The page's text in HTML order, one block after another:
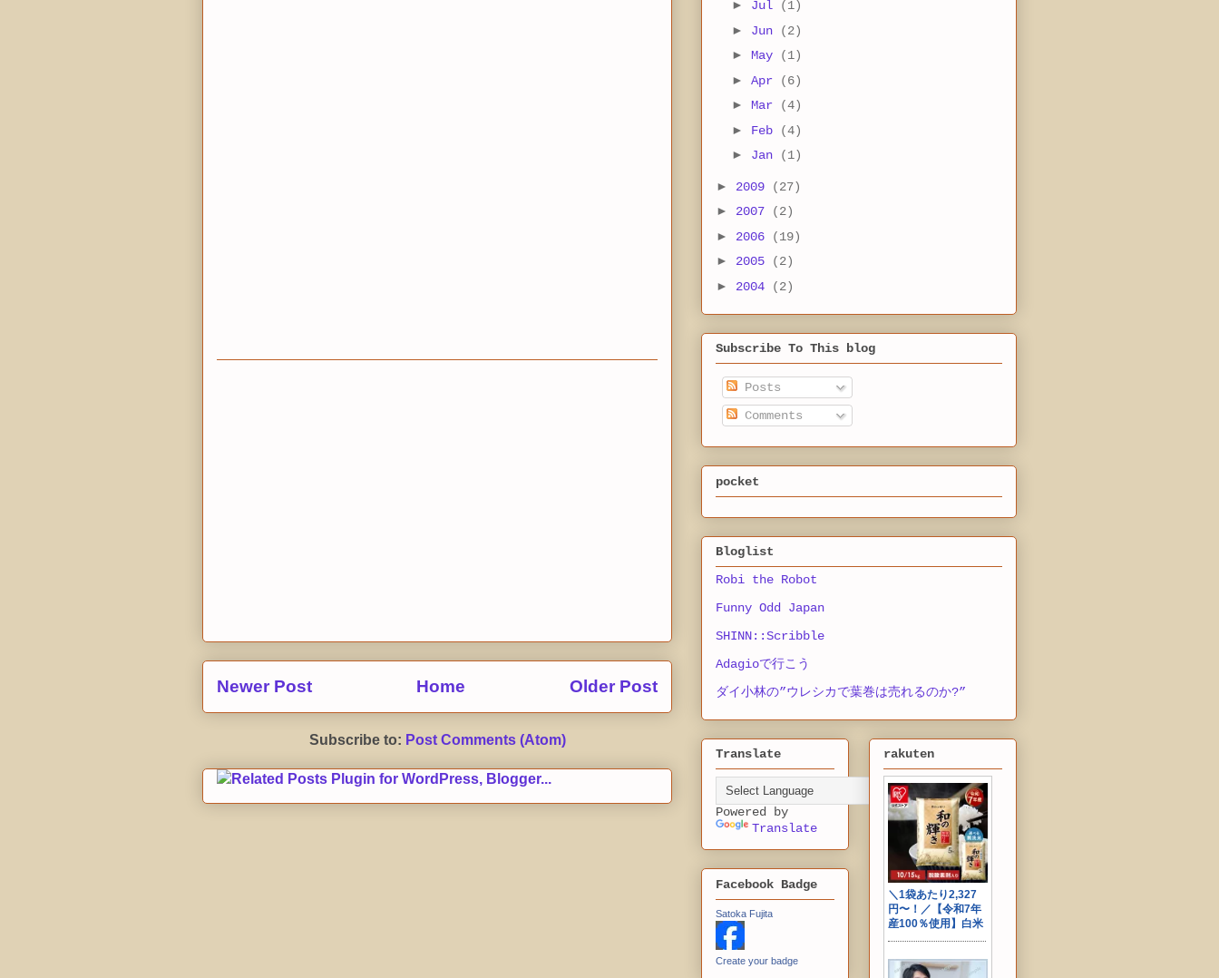
Newer Post Older Post
Home
Subscribe to: Post Comments (Atom)
► Jul
(1)
► Jun
(2)
► May
(1)
► Apr
(6)
► Mar
(4)
► Feb
(4)
► Jan (1)
► 2009
(27)
► 2007
(2)
► 2006
(19)
► 2005
(2)
► 2004 (2)
Subscribe To This blog
Posts
Comments
pocket
Bloglist
Robi the Robot
Funny Odd Japan
SHINN::Scribble
Adagioで行こう
ダイ小林の”ウレシカで葉巻は売れるのか?”
Translate
Powered by
Translate
Facebook Badge
Satoka Fujita
Create your badge
rakuten